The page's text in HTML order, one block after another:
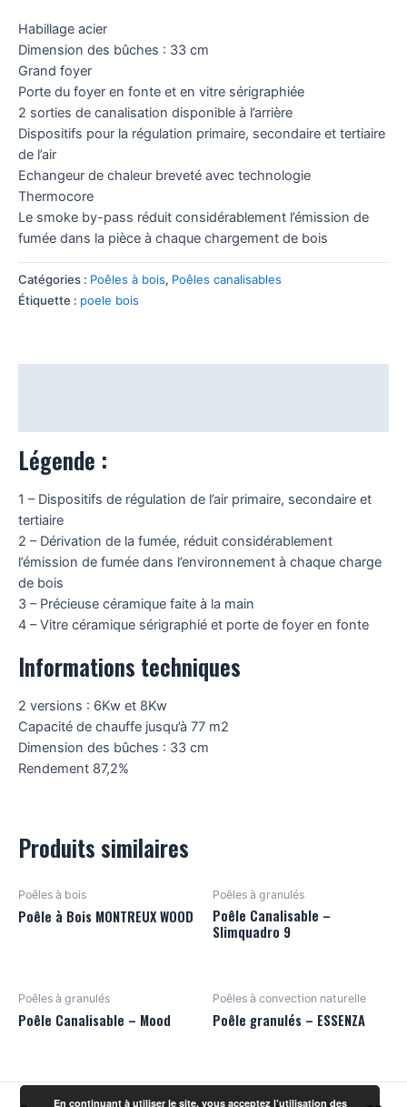
Habillage acier
Dimension des bûches : 33 cm
Grand foyer
Porte du foyer en fonte et en vitre sérigraphiée
2 sorties de canalisation disponible à l’arrière
Dispositifs pour la régulation primaire, secondaire et tertiaire
de l’air
Echangeur de chaleur breveté avec technologie
Thermocore
Le smoke by-pass réduit considérablement l’émission de
fumée dans la pièce à chaque chargement de bois
Catégories : Poêles à bois, Poêles canalisables
Étiquette : poele bois
Légende :
1 – Dispositifs de régulation de l’air primaire, secondaire et
tertiaire
2 – Dérivation de la fumée, réduit considérablement
l’émission de fumée dans l’environnement à chaque charge
de bois
3 – Précieuse céramique faite à la main
4 – Vitre céramique sérigraphié et porte de foyer en fonte
Informations techniques
2 versions : 6Kw et 8Kw
Capacité de chauffe jusqu’à 77 m2
Dimension des bûches : 33 cm
Rendement 87,2%
Produits similaires
Poêles à bois
Poêle à Bois MONTREUX WOOD
Poêles à granulés
Poêle Canalisable –
Slimquadro 9
Poêles à granulés
Poêle Canalisable – Mood
Poêles à convection naturelle
Poêle granulés – ESSENZA
En continuant à utiliser le site, vous acceptez l’utilisation des